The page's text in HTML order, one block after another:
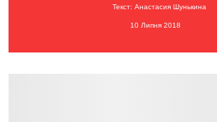
Текст: Анастасия Шунькина
10 Липня 2018